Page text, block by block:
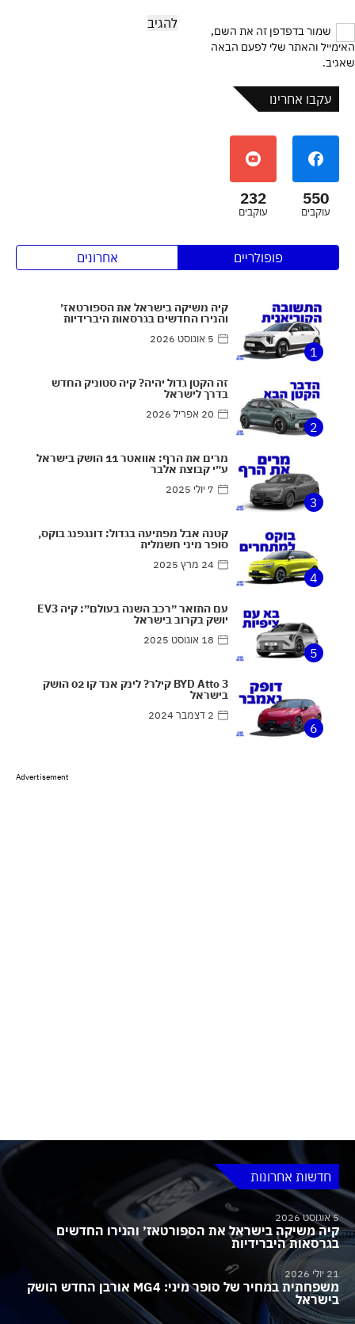
שמור בדפדפן זה את השם,
האימייל והאתר שלי לפעם הבאה
שאגיב.
עקבו אחרינו
550
עוקבים
232
עוקבים
פופולריים אחרונים
1
קיה משיקה בישראל את הספורטאז׳
והנירו החדשים בגרסאות היברידיות
5 אוגוסט 2026
2
זה הקטן גדול יהיה? קיה סטוניק החדש
בדרך לישראל
20 אפריל 2026
3
מרים את הרף: אוואטר 11 הושק בישראל
ע״י קבוצת אלבר
7 יולי 2025
4
קטנה אבל מפתיעה בגדול: דונגפנג בוקס,
סופר מיני חשמלית
24 מרץ 2025
5
עם התואר ״רכב השנה בעולם״: קיה EV3
יושק בקרוב בישראל
18 אוגוסט 2025
6
BYD Atto 3 קילר? לינק אנד קו 02 הושק
בישראל
2 דצמבר 2024
Advertisement
חדשות אחרונות
5 אוגוסט 2026
קיה משיקה בישראל את הספורטאז׳ והנירו החדשים
בגרסאות היברידיות
21 יולי 2026
משפחתית במחיר של סופר מיני: MG4 אורבן החדש הושק
בישראל